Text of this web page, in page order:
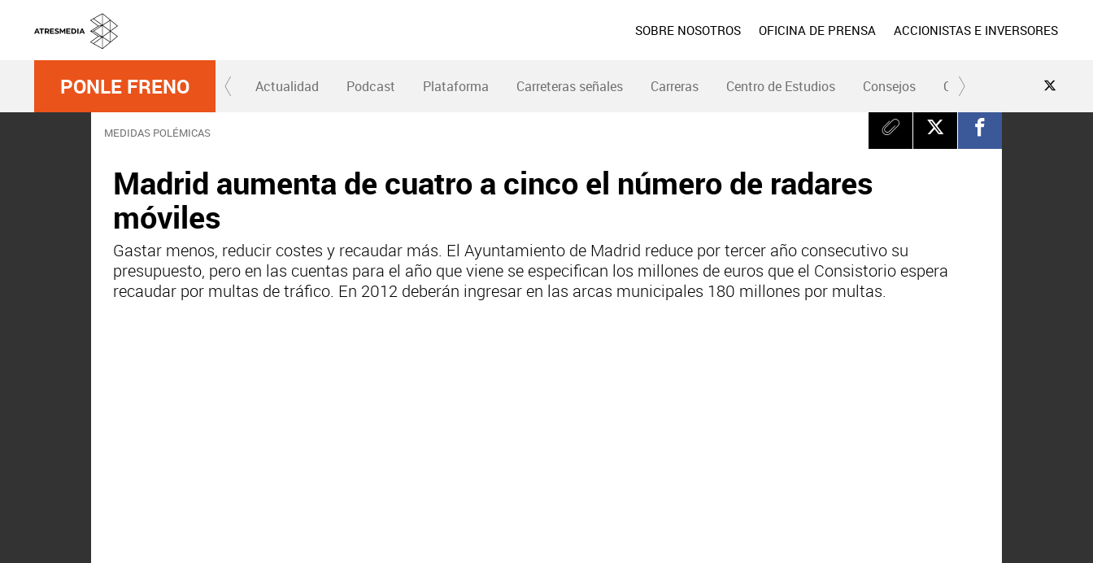
SOBRE NOSOTROS OFICINA DE PRENSA ACCIONISTAS E INVERSORES
PONLE FRENO Actualidad Podcast Plataforma Carreteras señales Carreras Centro de Estudios Consejos Conduce Seguro
MEDIDAS POLÉMICAS
Madrid aumenta de cuatro a cinco el número de radares
móviles
Gastar menos, reducir costes y recaudar más. El Ayuntamiento de Madrid reduce por tercer año consecutivo su
presupuesto, pero en las cuentas para el año que viene se especifican los millones de euros que el Consistorio espera
recaudar por multas de tráfico. En 2012 deberán ingresar en las arcas municipales 180 millones por multas.